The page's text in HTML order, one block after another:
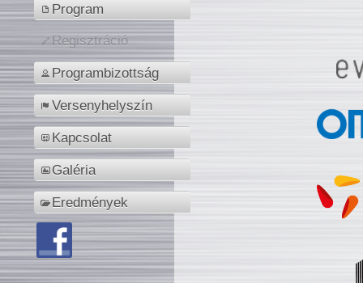
Program
Regisztráció
Programbizottság
Versenyhelyszín
Kapcsolat
Galéria
Eredmények